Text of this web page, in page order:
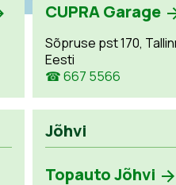
CUPRA Garage
Sõpruse pst 170,
Eesti
☎ 667 5566
Jõhvi
Topauto Jõhvi